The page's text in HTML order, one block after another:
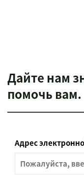
Дайте нам
помочь вам.
Адрес